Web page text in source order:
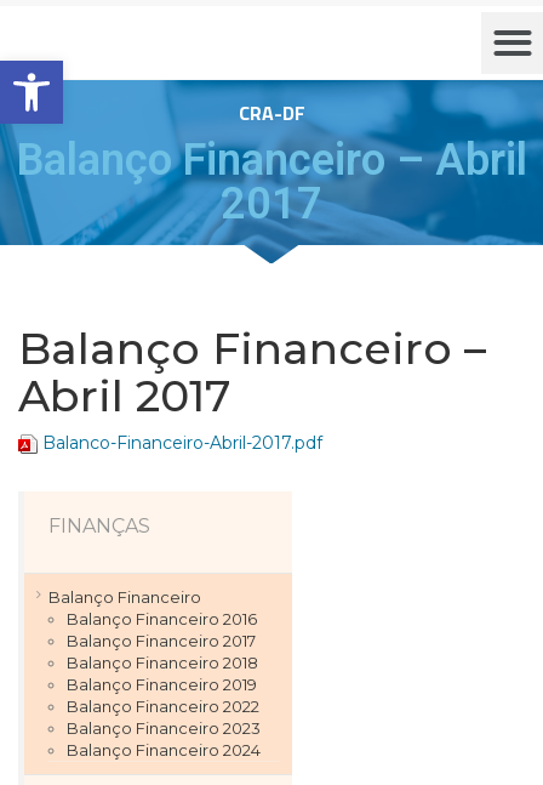
Barra de Ferramentas Aberta
CRA-DF
Balanço Financeiro – Abril
2017
Balanço Financeiro –
Abril 2017
Balanco-Financeiro-Abril-2017.pdf
FINANÇAS
Balanço Financeiro
Balanço Financeiro 2016
Balanço Financeiro 2017
Balanço Financeiro 2018
Balanço Financeiro 2019
Balanço Financeiro 2022
Balanço Financeiro 2023
Balanço Financeiro 2024